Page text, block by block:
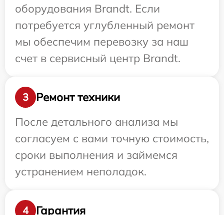
оборудования Brandt. Если
потребуется углубленный ремонт
мы обеспечим перевозку за наш
счет в сервисный центр Brandt.
3
Ремонт техники
После детального анализа мы
согласуем с вами точную стоимость,
сроки выполнения и займемся
устранением неполадок.
4 Гарантия